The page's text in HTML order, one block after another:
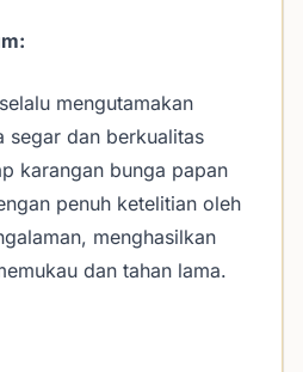
mengutamakan
segar dan berkualitas
karangan bunga papan
penuh ketelitian oleh
menghasilkan
dan tahan lama.